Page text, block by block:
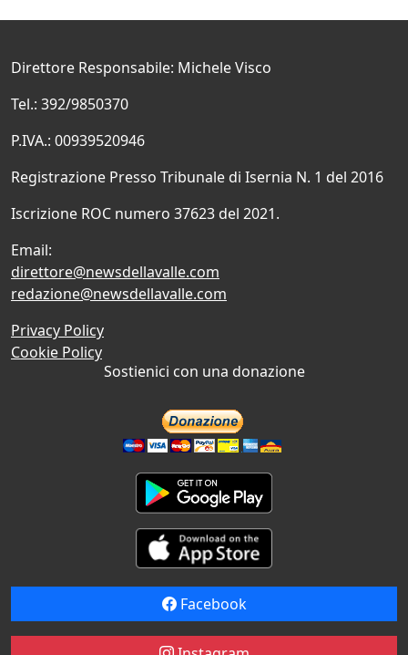
Direttore Responsabile: Michele Visco
Tel.: 392/9850370
P.IVA.: 00939520946
Registrazione Presso Tribunale di Isernia N. 1 del 2016
Iscrizione ROC numero 37623 del 2021.
Email:
direttore@newsdellavalle.com
redazione@newsdellavalle.com
Privacy Policy
Cookie Policy
Sostienici con una donazione
Facebook